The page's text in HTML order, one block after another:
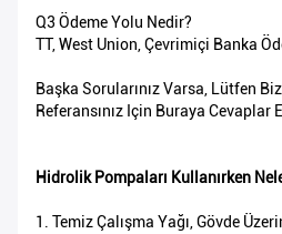
Q3 Ödeme Yolu Nedir?
TT, West Union, Çevrimiçi Banka
Başka Sorularınız Varsa, Lütfen
Referansınız Için Buraya Cevaplar
Hidrolik Pompaları Kullanırken
1. Temiz Çalışma Yağı, Gövde